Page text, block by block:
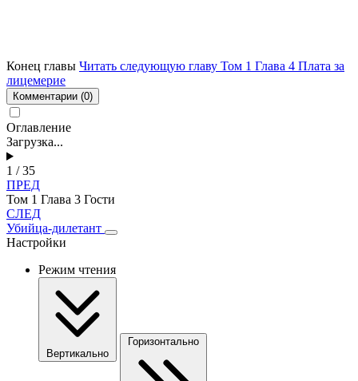
Конец главы Читать следующую главу Том 1 Глава 4 Плата за
лицемерие
Комментарии (0)
Оглавление
Загрузка...
1 / 35
ПРЕД
Том 1 Глава 3 Гости
СЛЕД
Убийца-дилетант
Настройки
Режим чтения
Вертикально
Горизонтально